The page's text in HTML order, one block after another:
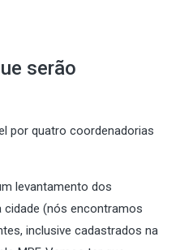
serão
por quatro coordenadorias
levantamento dos
(nós encontramos
inclusive cadastrados na